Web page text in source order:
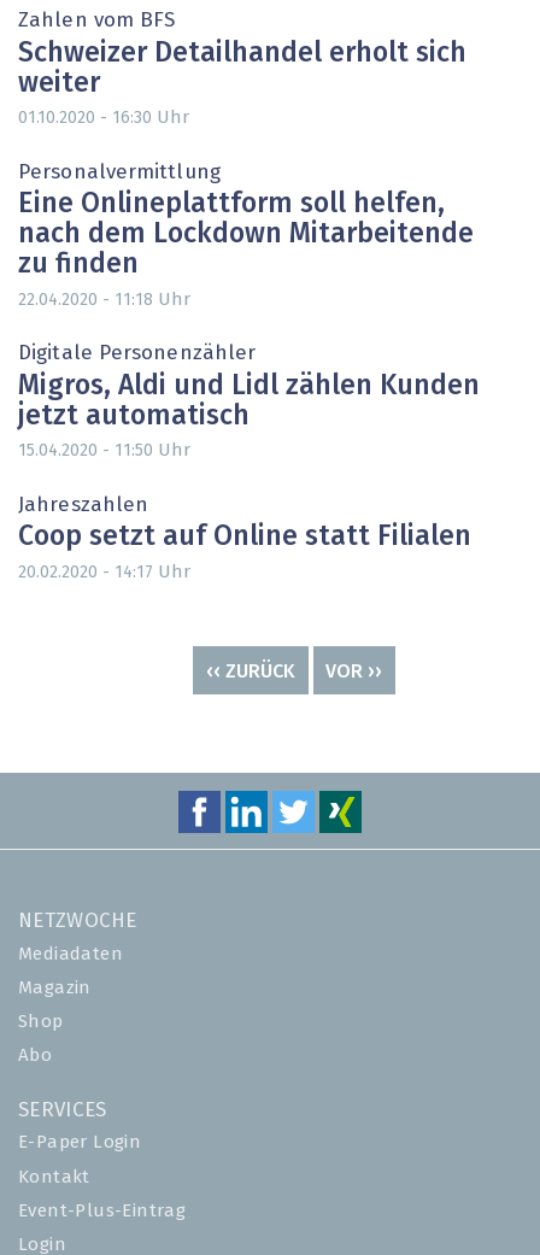
Zahlen vom BFS
Schweizer Detailhandel erholt sich
weiter
01.10.2020 - 16:30 Uhr
Personalvermittlung
Eine Onlineplattform soll helfen,
nach dem Lockdown Mitarbeitende
zu finden
22.04.2020 - 11:18 Uhr
Digitale Personenzähler
Migros, Aldi und Lidl zählen Kunden
jetzt automatisch
15.04.2020 - 11:50 Uhr
Jahreszahlen
Coop setzt auf Online statt Filialen
20.02.2020 - 14:17 Uhr
VORHERIGE
‹‹ ZURÜCK
NÄCHSTE
VOR ››
NETZWOCHE
Mediadaten
Magazin
Shop
Abo
SERVICES
E-Paper Login
Kontakt
Event-Plus-Eintrag
Login